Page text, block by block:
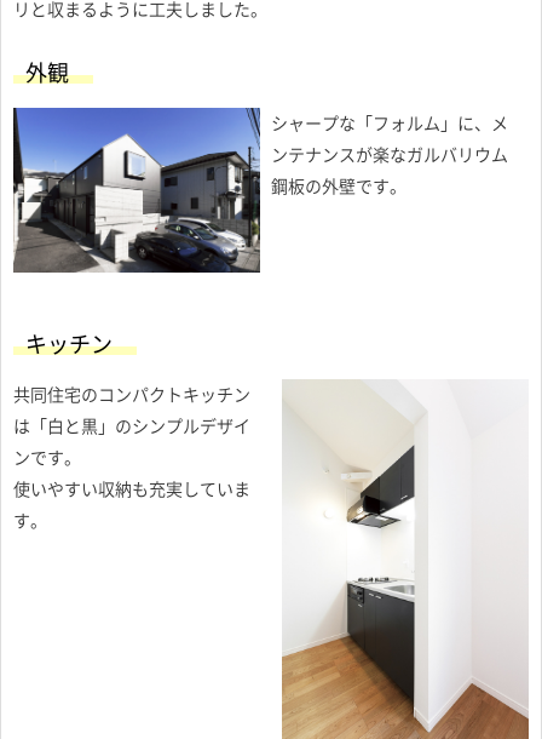
リと収まるように工夫しました。
外観
シャープな「フォルム」に、メ
ンテナンスが楽なガルバリウム
鋼板の外壁です。
キッチン
共同住宅のコンパクトキッチン
は「白と黒」のシンプルデザイ
ンです。
使いやすい収納も充実していま
す。